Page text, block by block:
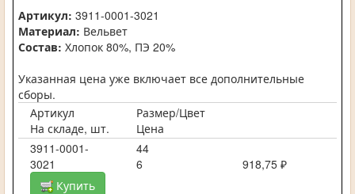
Артикул: 3911-0001-3021
Материал: Вельвет
Состав: Хлопок 80%, ПЭ 20%
Указанная цена уже включает все дополнительные
сборы.
Артикул
Размер/Цвет
На складе, шт.
Цена
3911-0001-
3021
44
6
918,75 ₽
Купить